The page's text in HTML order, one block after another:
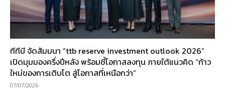
ทีทีบี จัดสัมมนา “ttb reserve investment outlook 2026”
เปิดมุมมองครึ่งปีหลัง พร้อมชี้โอกาสลงทุน ภายใต้แนวคิด “ก้าว
ใหม่ของการเติบโต สู่โอกาสที่เหนือกว่า”
07/07/2026